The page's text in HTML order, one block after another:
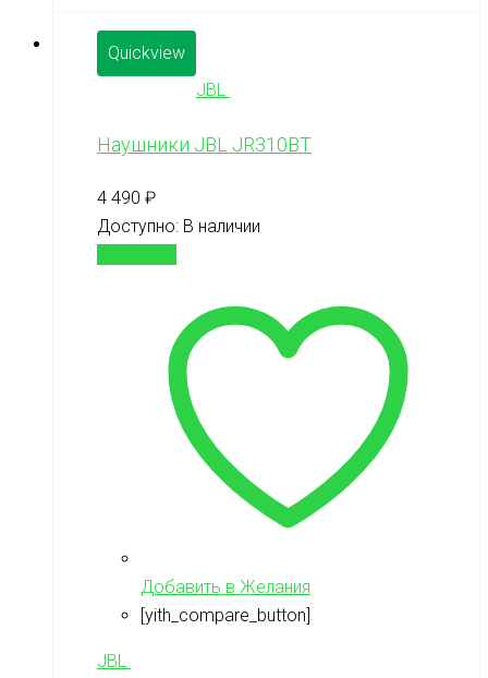
Quickview
JBL
Наушники JBL JR310BT
4 490 ₽
Доступно: В наличии
Добавить в Желания
[yith_compare_button]
JBL